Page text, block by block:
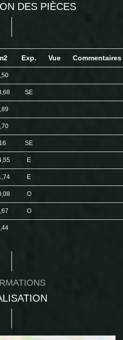
DES PIÈCES
Exp. Vue Commentaires
SE
16 SE
E
E
O
O